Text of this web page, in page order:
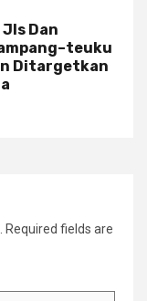
Dan
Ditargetkan
Required fields are